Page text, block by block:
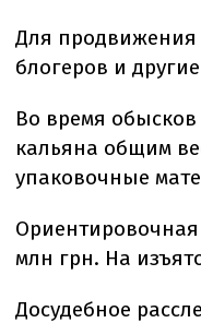
Для продвижения
блогеров и
Во время обысков
кальяна общим
упаковочные
Ориентировочная
млн грн. На
Досудебное